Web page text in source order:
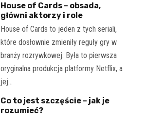
House of Cards – obsada,
główni aktorzy i role
House of Cards to jeden z tych seriali,
które dosłownie zmieniły reguły gry w
branży rozrywkowej. Była to pierwsza
oryginalna produkcja platformy Netflix, a
jej…
Co to jest szczęście – jak je
rozumieć?